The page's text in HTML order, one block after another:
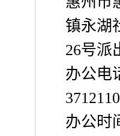
镇永湖
26号派
办公电
3712110
办公时